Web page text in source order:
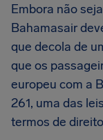
Embora não
Bahamasair
que decola de
que os
europeu com a
261, uma das
termos de